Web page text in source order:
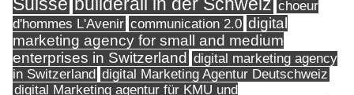
choeur
d'hommes L'Avenir communication 2.0 digital
marketing agency for small and medium
enterprises in Switzerland digital marketing agency
in Switzerland digital Marketing Agentur Deutschweiz
digital Marketing agentur für KMU und